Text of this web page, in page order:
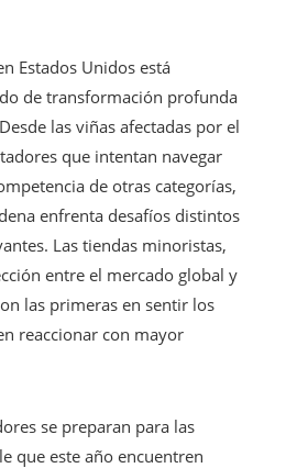
Estados Unidos está
de transformación profunda
las viñas afectadas por el
que intentan navegar
de otras categorías,
enfrenta desafíos distintos
Las tiendas minoristas,
entre el mercado global y
las primeras en sentir los
reaccionar con mayor
se preparan para las
que este año encuentren